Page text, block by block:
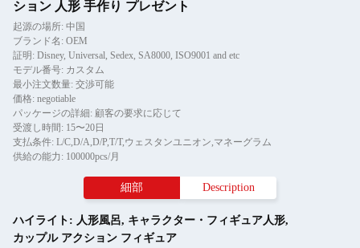
ション 人形 手作り プレゼント
起源の場所: 中国
ブランド名: OEM
証明: Disney, Universal, Sedex, SA8000, ISO9001 and etc
モデル番号: カスタム
最小注文数量: 交渉可能
価格: negotiable
パッケージの詳細: 顧客の要求に応じて
受渡し時間: 15〜20日
支払条件: L/C,D/A,D/P,T/T,ウェスタンユニオン,マネーグラム
供給の能力: 100000pcs/月
細部 Description
ハイライト: 人形風呂, キャラクター・フィギュア人形,
カップル アクション フィギュア